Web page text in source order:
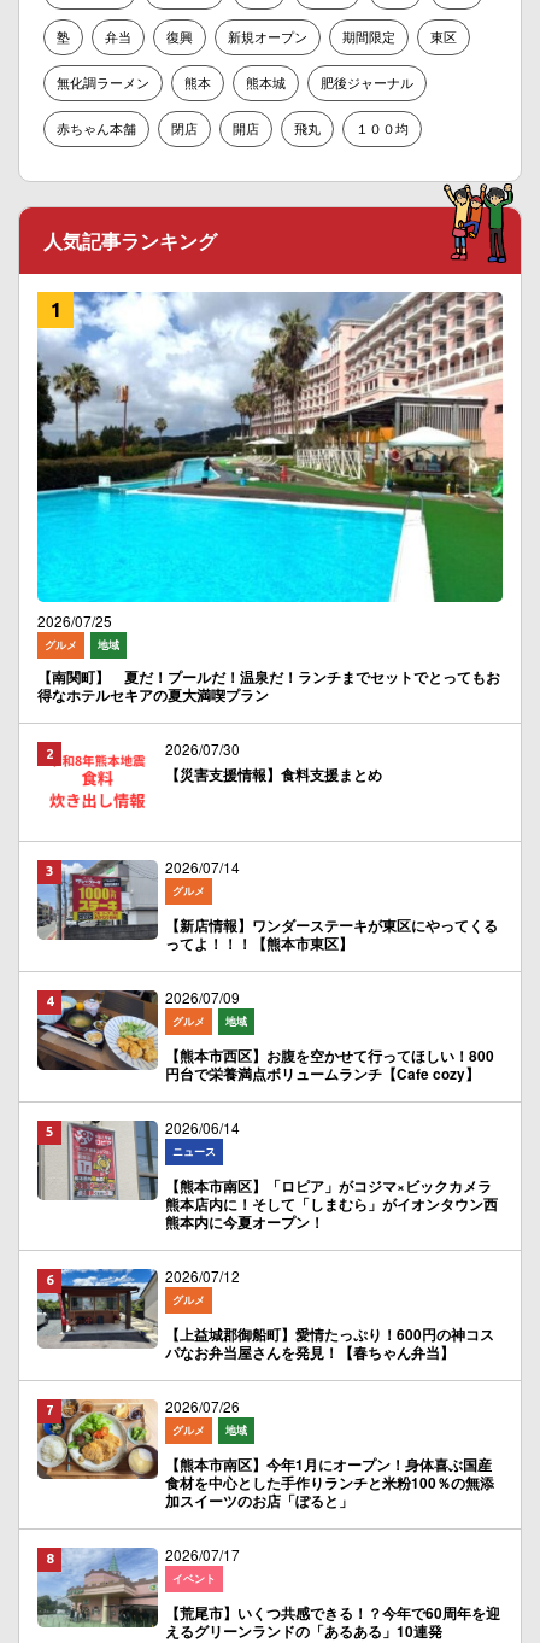
塾 弁当 復興 新規オープン 期間限定 東区
無化調ラーメン 熊本 熊本城 肥後ジャーナル
赤ちゃん本舗 閉店 開店 飛丸 １００均
人気記事ランキング
2026/07/25
グルメ 地域
【南関町】 夏だ！プールだ！温泉だ！ランチまでセットでとってもお
得なホテルセキアの夏大満喫プラン
2026/07/30
【災害支援情報】食料支援まとめ
2026/07/14
グルメ
【新店情報】ワンダーステーキが東区にやってくる
ってよ！！！【熊本市東区】
2026/07/09
グルメ 地域
【熊本市西区】お腹を空かせて行ってほしい！800
円台で栄養満点ボリュームランチ【Cafe cozy】
2026/06/14
ニュース
【熊本市南区】「ロピア」がコジマ×ビックカメラ
熊本店内に！そして「しまむら」がイオンタウン西
熊本内に今夏オープン！
2026/07/12
グルメ
【上益城郡御船町】愛情たっぷり！600円の神コス
パなお弁当屋さんを発見！【春ちゃん弁当】
2026/07/26
グルメ 地域
【熊本市南区】今年1月にオープン！身体喜ぶ国産
食材を中心とした手作りランチと米粉100％の無添
加スイーツのお店「ぽると」
2026/07/17
イベント
【荒尾市】いくつ共感できる！？今年で60周年を迎
えるグリーンランドの「あるある」10連発